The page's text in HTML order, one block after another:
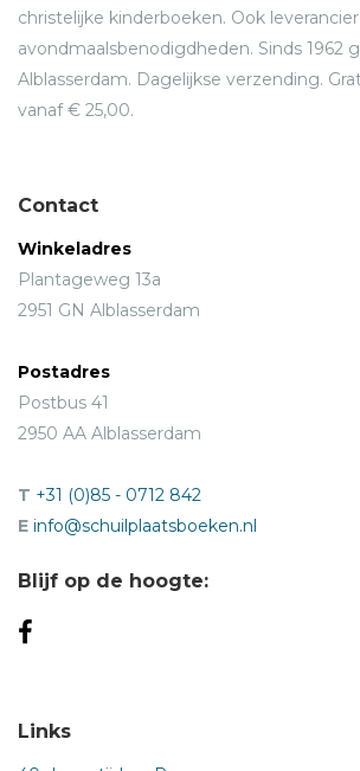
christelijke kinderboeken. Ook
avondmaalsbenodigdheden. Sinds 1962
Alblasserdam. Dagelijkse verzending.
vanaf € 25,00.
Contact
Winkeladres
Plantageweg 13a
2951 GN Alblasserdam
Postadres
Postbus 41
2950 AA Alblasserdam
T +31 (0)85 - 0712 842
E info@schuilplaatsboeken.nl
Blijf op de hoogte:
Links